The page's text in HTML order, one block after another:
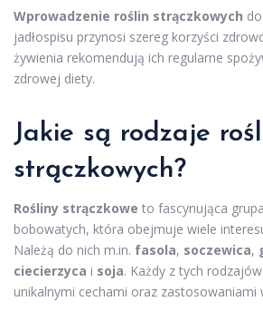
Wprowadzenie roślin strączkowych
jadłospisu przynosi szereg korzyści
żywienia rekomendują ich regularne
zdrowej diety.
Jakie są rodzaje
strączkowych?
Rośliny strączkowe to fascynująca
bobowatych, która obejmuje wiele
Należą do nich m.in. fasola, soczewica,
ciecierzyca i soja. Każdy z tych
unikalnymi cechami oraz zastosowaniami